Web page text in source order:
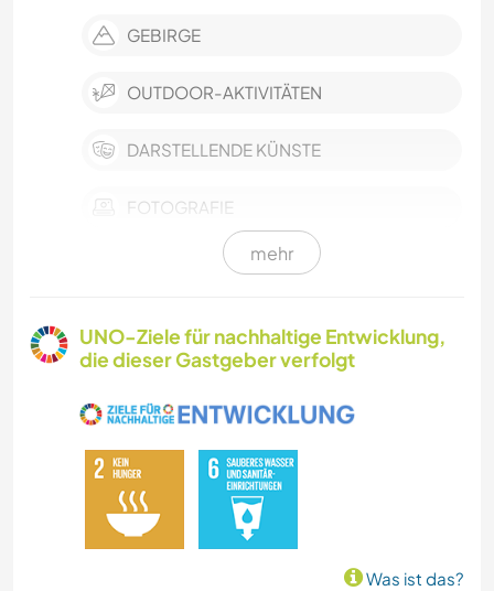
GEBIRGE
OUTDOOR-AKTIVITÄTEN
DARSTELLENDE KÜNSTE
FOTOGRAFIE
KARITATIVE ARBEITEN
mehr
UNO-Ziele für nachhaltige Entwicklung,
die dieser Gastgeber verfolgt
Was ist das?